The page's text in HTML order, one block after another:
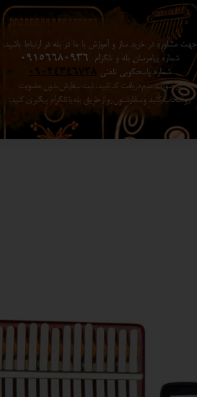
جهت مشاوره در خرید ساز و آموزش با ما در بله در ارتباط باشید،
شماره پیامرسان بله و تلگرام 09156680936
شماره پاسخگویی تلفنی 09024346738
در صورت عدم دریافت کد تایید ، ثبت سفارش بدون عضویت
رو انتخاب کنید ​​​​​​​ و سفارشتون رو از طریق بله یا تلگرام پیگیری کنید.